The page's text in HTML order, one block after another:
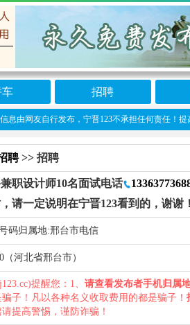
车 招聘
由网友自行发布，宁晋123不承担任何责任！提
聘>> 招聘
职设计师10名面试电话
，请一定说明在宁晋123看到的，谢谢
码归属地:邢台市电信
（河北省邢台市）
提醒您：1、 请查看发布者手机归属
子！凡以各种名义收取费用的都是骗子！
请提高警惕，谨防诈骗！